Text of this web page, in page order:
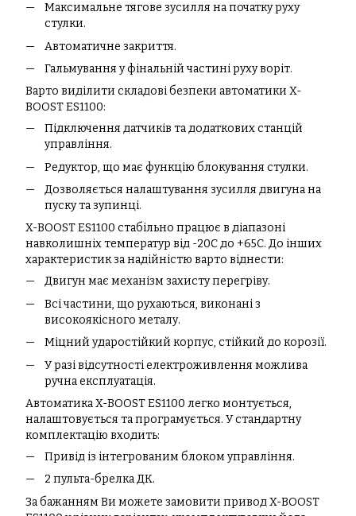
Максимальне тягове зусилля на початку руху
стулки.
Автоматичне закриття.
Гальмування у фінальній частині руху воріт.
Варто виділити складові безпеки автоматики X-
BOOST ES1100:
Підключення датчиків та додаткових станцій
управління.
Редуктор, що має функцію блокування стулки.
Дозволяється налаштування зусилля двигуна на
пуску та зупинці.
X-BOOST ES1100 стабільно працює в діапазоні
навколишніх температур від -20С до +65С. До інших
характеристик за надійністю варто віднести:
Двигун має механізм захисту перегріву.
Всі частини, що рухаються, виконані з
високоякісного металу.
Міцний ударостійкий корпус, стійкий до корозії.
У разі відсутності електроживлення можлива
ручна експлуатація.
Автоматика X-BOOST ES1100 легко монтується,
налаштовується та програмується. У стандартну
комплектацію входить:
Привід із інтегрованим блоком управління.
2 пульта-брелка ДК.
За бажанням Ви можете замовити привод X-BOOST